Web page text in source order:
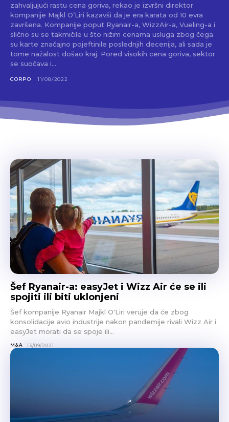
zahvaljujući rastu cena goriva, rekao je izvršni direktor
kompanije Majkl O’Liri kazavši da je era karata od 10 evra
završena. Kompanije poput Ryanair-a, WizzAir-a, Vueling-a i
slično su se takmičile u što nižim cenama usluga zbog čega
su karte značajno pojeftinile poslednjih decenija, ali sada je
tome nažalost došao kraj. Pored visokih cena goriva, sektor
se suočava i...
CORPO 11/08/2022
Šef Ryanair-a: easyJet i Wizz Air će se ili
spojiti ili biti uklonjeni
Šef kompanije Ryanair Majkl O'Liri veruje da će zbog
konsolidacije avio industrije nakon pandemije rivali Wizz Air i
easyJet morati da se spoje ili...
M&A 13/09/2021